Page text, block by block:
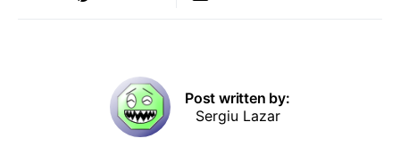
Post written by:
Sergiu Lazar